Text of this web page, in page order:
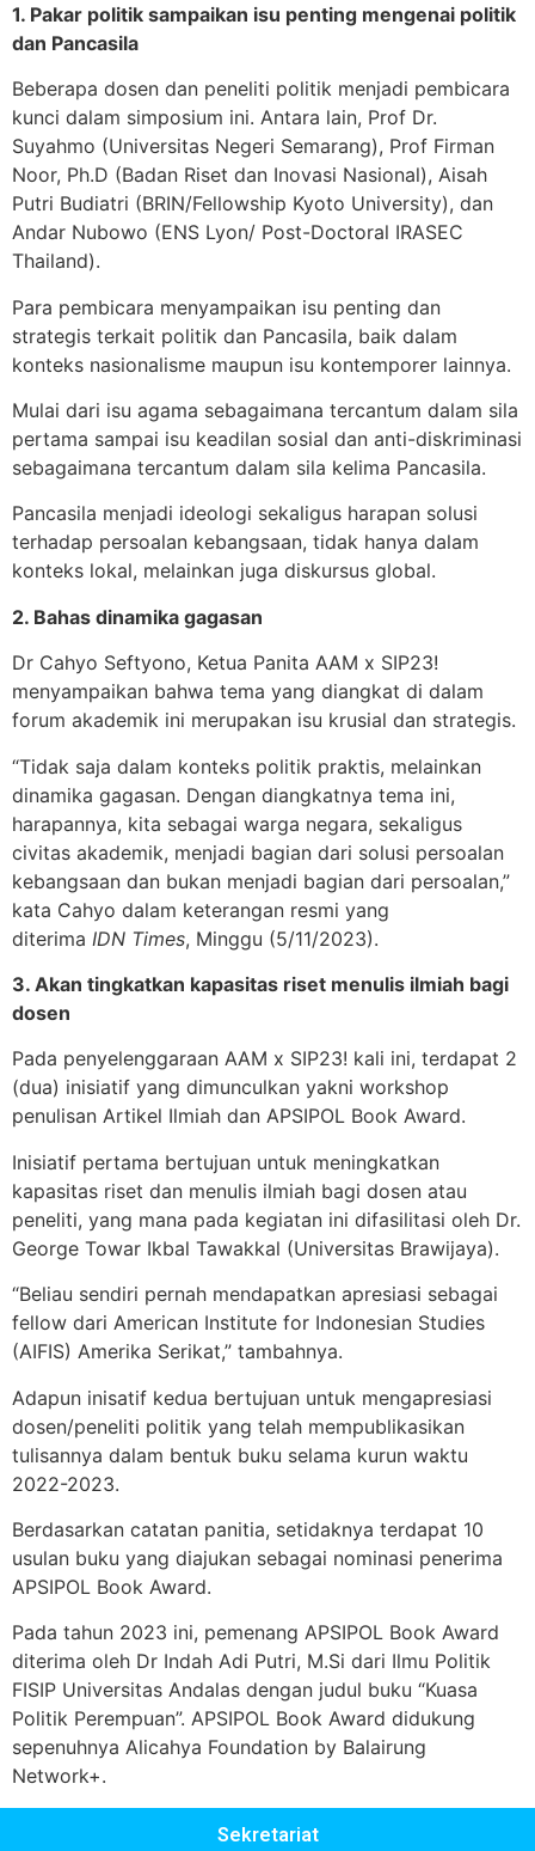
1. Pakar politik sampaikan isu penting mengenai politik
dan Pancasila
Beberapa dosen dan peneliti politik menjadi pembicara
kunci dalam simposium ini. Antara lain, Prof Dr.
Suyahmo (Universitas Negeri Semarang), Prof Firman
Noor, Ph.D (Badan Riset dan Inovasi Nasional), Aisah
Putri Budiatri (BRIN/Fellowship Kyoto University), dan
Andar Nubowo (ENS Lyon/ Post-Doctoral IRASEC
Thailand).
Para pembicara menyampaikan isu penting dan
strategis terkait politik dan Pancasila, baik dalam
konteks nasionalisme maupun isu kontemporer lainnya.
Mulai dari isu agama sebagaimana tercantum dalam sila
pertama sampai isu keadilan sosial dan anti-diskriminasi
sebagaimana tercantum dalam sila kelima Pancasila.
Pancasila menjadi ideologi sekaligus harapan solusi
terhadap persoalan kebangsaan, tidak hanya dalam
konteks lokal, melainkan juga diskursus global.
2. Bahas dinamika gagasan
Dr Cahyo Seftyono, Ketua Panita AAM x SIP23!
menyampaikan bahwa tema yang diangkat di dalam
forum akademik ini merupakan isu krusial dan strategis.
“Tidak saja dalam konteks politik praktis, melainkan
dinamika gagasan. Dengan diangkatnya tema ini,
harapannya, kita sebagai warga negara, sekaligus
civitas akademik, menjadi bagian dari solusi persoalan
kebangsaan dan bukan menjadi bagian dari persoalan,”
kata Cahyo dalam keterangan resmi yang
diterima IDN Times, Minggu (5/11/2023).
3. Akan tingkatkan kapasitas riset menulis ilmiah bagi
dosen
Pada penyelenggaraan AAM x SIP23! kali ini, terdapat 2
(dua) inisiatif yang dimunculkan yakni workshop
penulisan Artikel Ilmiah dan APSIPOL Book Award.
Inisiatif pertama bertujuan untuk meningkatkan
kapasitas riset dan menulis ilmiah bagi dosen atau
peneliti, yang mana pada kegiatan ini difasilitasi oleh Dr.
George Towar Ikbal Tawakkal (Universitas Brawijaya).
“Beliau sendiri pernah mendapatkan apresiasi sebagai
fellow dari American Institute for Indonesian Studies
(AIFIS) Amerika Serikat,” tambahnya.
Adapun inisatif kedua bertujuan untuk mengapresiasi
dosen/peneliti politik yang telah mempublikasikan
tulisannya dalam bentuk buku selama kurun waktu
2022-2023.
Berdasarkan catatan panitia, setidaknya terdapat 10
usulan buku yang diajukan sebagai nominasi penerima
APSIPOL Book Award.
Pada tahun 2023 ini, pemenang APSIPOL Book Award
diterima oleh Dr Indah Adi Putri, M.Si dari Ilmu Politik
FISIP Universitas Andalas dengan judul buku “Kuasa
Politik Perempuan”. APSIPOL Book Award didukung
sepenuhnya Alicahya Foundation by Balairung
Network+.
Sekretariat